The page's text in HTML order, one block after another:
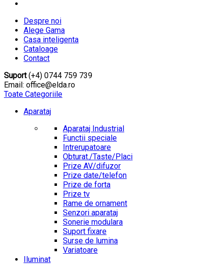
Despre noi
Alege Gama
Casa inteligenta
Cataloage
Contact
Suport(+4) 0744 759 739
Email: office@elda.ro
Toate Categoriile
Aparataj
Aparataj Industrial
Functii speciale
Intrerupatoare
Obturat./Taste/Placi
Prize AV/difuzor
Prize date/telefon
Prize de forta
Prize tv
Rame de ornament
Senzori aparataj
Sonerie modulara
Suport fixare
Surse de lumina
Variatoare
Iluminat